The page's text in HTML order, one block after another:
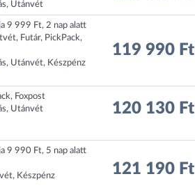
Utánvét
9 999 Ft, 2 nap alatt
Futár, PickPack,
Utánvét, Készpénz
119 990 Ft
Foxpost
Utánvét
120 130 Ft
9 990 Ft, 5 nap alatt
Készpénz
121 190 Ft